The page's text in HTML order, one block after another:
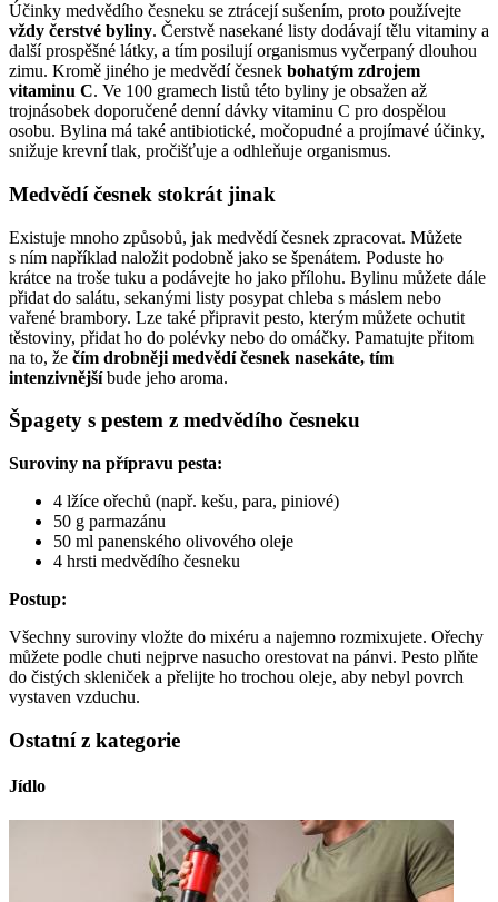
Účinky medvědího česneku se ztrácejí sušením, proto používejte
vždy čerstvé byliny. Čerstvě nasekané listy dodávají tělu vitaminy a
další prospěšné látky, a tím posilují organismus vyčerpaný dlouhou
zimu. Kromě jiného je medvědí česnek bohatým zdrojem
vitaminu C. Ve 100 gramech listů této byliny je obsažen až
trojnásobek doporučené denní dávky vitaminu C pro dospělou
osobu. Bylina má také antibiotické, močopudné a projímavé účinky,
snižuje krevní tlak, pročišťuje a odhleňuje organismus.
Medvědí česnek stokrát jinak
Existuje mnoho způsobů, jak medvědí česnek zpracovat. Můžete
s ním například naložit podobně jako se špenátem. Poduste ho
krátce na troše tuku a podávejte ho jako přílohu. Bylinu můžete dále
přidat do salátu, sekanými listy posypat chleba s máslem nebo
vařené brambory. Lze také připravit pesto, kterým můžete ochutit
těstoviny, přidat ho do polévky nebo do omáčky. Pamatujte přitom
na to, že čím drobněji medvědí česnek nasekáte, tím
intenzivnějšíbude jeho aroma.
Špagety s pestem z medvědího česneku
Suroviny na přípravu pesta:
4 lžíce ořechů (např. kešu, para, piniové)
50 g parmazánu
50 ml panenského olivového oleje
4 hrsti medvědího česneku
Postup:
Všechny suroviny vložte do mixéru a najemno rozmixujete. Ořechy
můžete podle chuti nejprve nasucho orestovat na pánvi. Pesto plňte
do čistých skleniček a přelijte ho trochou oleje, aby nebyl povrch
vystaven vzduchu.
Ostatní z kategorie
Jídlo